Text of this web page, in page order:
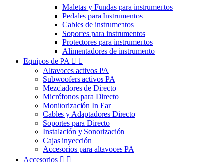
Maletas y Fundas para instrumentos
Pedales para Instrumentos
Cables de instrumentos
Soportes para instrumentos
Protectores para instrumentos
Alimentadores de instrumento
Equipos de PA  
Altavoces activos PA
Subwoofers activos PA
Mezcladores de Directo
Micrófonos para Directo
Monitorización In Ear
Cables y Adaptadores Directo
Soportes para Directo
Instalación y Sonorización
Cajas inyección
Accesorios para altavoces PA
Accesorios  